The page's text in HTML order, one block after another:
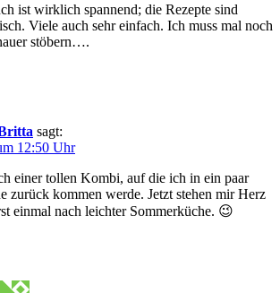
ist wirklich spannend; die Rezepte sind
Viele auch sehr einfach. Ich muss mal noch
stöbern….
sagt:
12:50 Uhr
einer tollen Kombi, auf die ich in ein paar
zurück kommen werde. Jetzt stehen mir Herz
einmal nach leichter Sommerküche. 😉